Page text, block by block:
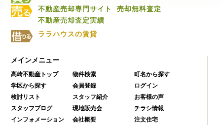
不動産売却専門サイト
売却無料査定
不動産売却査定実績
ララハウスの賃貸
メインメニュー
高崎不動産トップ 物件検索
町名から探す
学区から探す
会員登録
ログイン
検討リスト
スタッフ紹介
お客様の声
スタッフブログ
現地販売会
チラシ情報
インフォメーション
会社概要
注文住宅